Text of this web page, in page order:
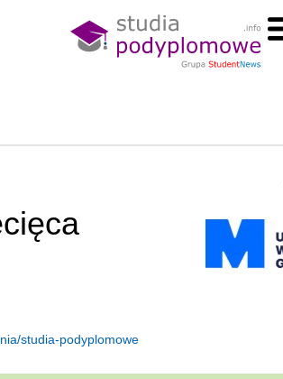
studia-podyplomowe